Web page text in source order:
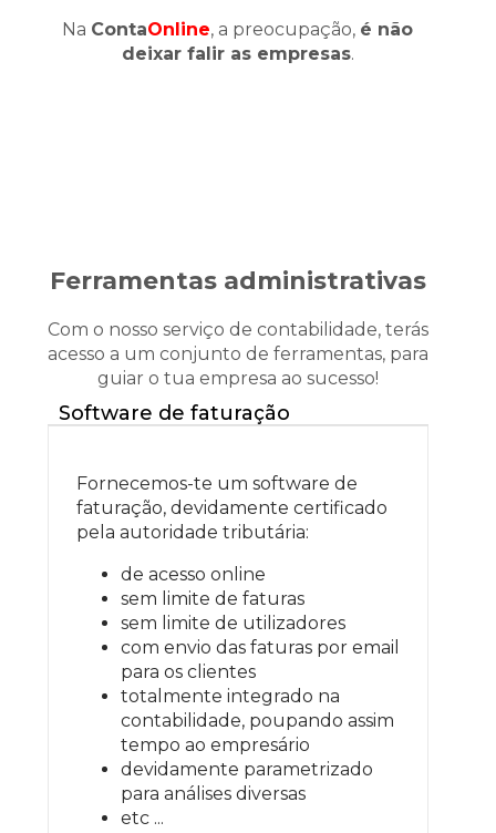
Na ContaOnline, a preocupação, é não
deixar falir as empresas.
Ferramentas administrativas
Com o nosso serviço de contabilidade, terás
acesso a um conjunto de ferramentas, para
guiar o tua empresa ao sucesso!
Software de faturação
Fornecemos-te um software de
faturação, devidamente certificado
pela autoridade tributária:
de acesso online
sem limite de faturas
sem limite de utilizadores
com envio das faturas por email
para os clientes
totalmente integrado na
contabilidade, poupando assim
tempo ao empresário
devidamente parametrizado
para análises diversas
etc ...